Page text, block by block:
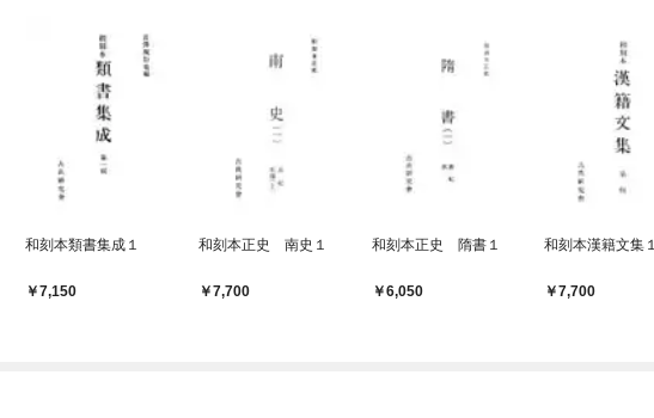
和刻本類書集成１
7,150
和刻本正史 南史１
7,700
和刻本正史 隋書１
6,050
和刻本漢籍文集１
7,700